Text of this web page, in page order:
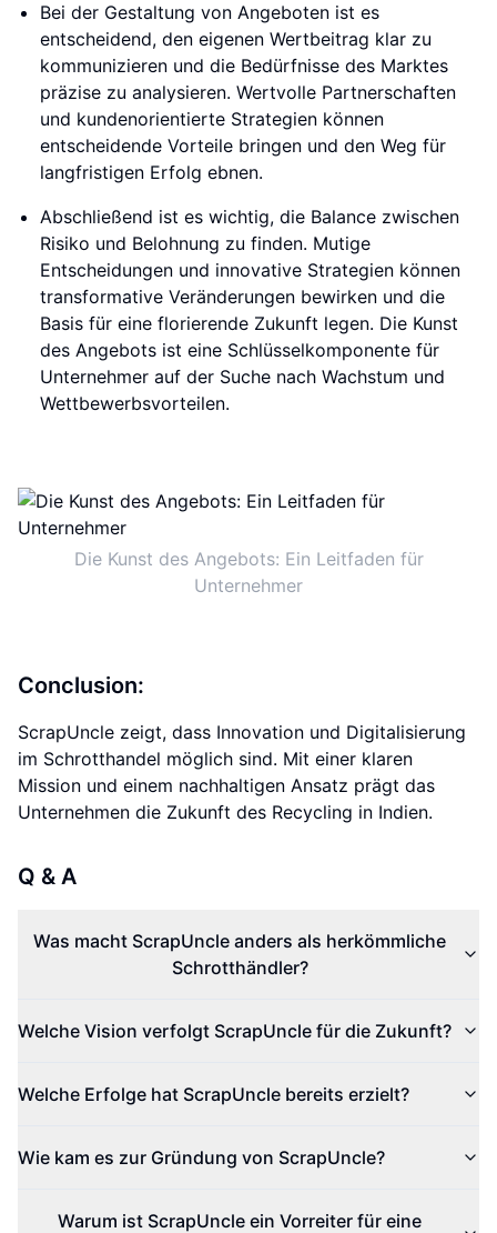
Bei der Gestaltung von Angeboten ist es
entscheidend, den eigenen Wertbeitrag klar zu
kommunizieren und die Bedürfnisse des Marktes
präzise zu analysieren. Wertvolle Partnerschaften
und kundenorientierte Strategien können
entscheidende Vorteile bringen und den Weg für
langfristigen Erfolg ebnen.
Abschließend ist es wichtig, die Balance zwischen
Risiko und Belohnung zu finden. Mutige
Entscheidungen und innovative Strategien können
transformative Veränderungen bewirken und die
Basis für eine florierende Zukunft legen. Die Kunst
des Angebots ist eine Schlüsselkomponente für
Unternehmer auf der Suche nach Wachstum und
Wettbewerbsvorteilen.
Die Kunst des Angebots: Ein Leitfaden für
Unternehmer
Conclusion:
ScrapUncle zeigt, dass Innovation und Digitalisierung
im Schrotthandel möglich sind. Mit einer klaren
Mission und einem nachhaltigen Ansatz prägt das
Unternehmen die Zukunft des Recycling in Indien.
Q & A
Was macht ScrapUncle anders als herkömmliche
Schrotthändler?
Welche Vision verfolgt ScrapUncle für die Zukunft?
Welche Erfolge hat ScrapUncle bereits erzielt?
Wie kam es zur Gründung von ScrapUncle?
Warum ist ScrapUncle ein Vorreiter für eine